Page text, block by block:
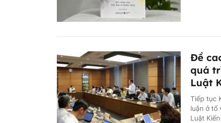
Đề
quá
Luật
Tiếp tục
luận ở tổ
Luật